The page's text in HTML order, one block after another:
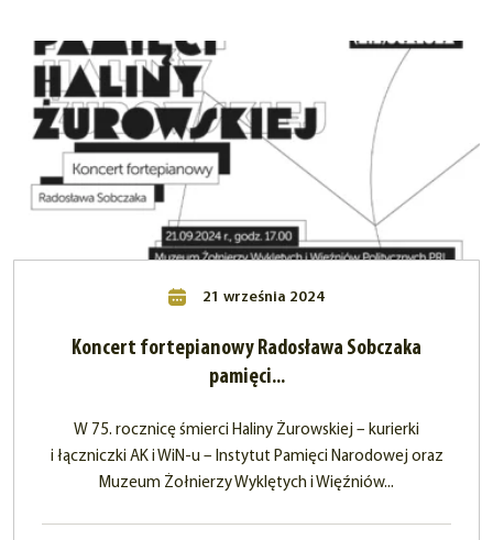
21 września 2024
Koncert fortepianowy Radosława Sobczaka
pamięci...
W 75. rocznicę śmierci Haliny Żurowskiej – kurierki
i łączniczki AK i WiN-u – Instytut Pamięci Narodowej oraz
Muzeum Żołnierzy Wyklętych i Więźniów...